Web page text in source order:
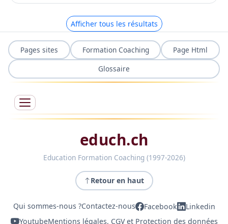
Afficher tous les résultats
Pages sites Formation Coaching
Page Html
Glossaire
educh.ch
Education Formation Coaching (1997-2026)
Retour en haut
Qui sommes-nous ?Contactez-nous Facebook
Linkedin
YoutubeMentions légales, CGV et Protection des données